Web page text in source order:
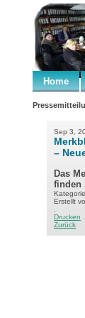
Home
Sep 3,
–
Das
finden
Erstellt
Drucken
Zurück